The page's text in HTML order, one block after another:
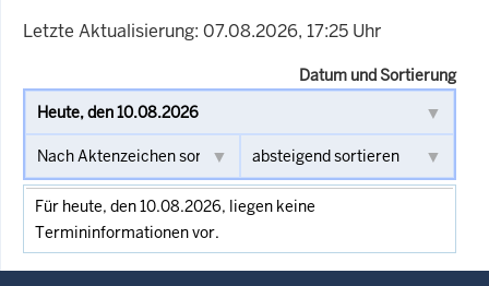
Letzte Aktualisierung: 07.08.2026, 17:25 Uhr
Datum und Sortierung
Für heute, den 10.08.2026, liegen keine
Termininformationen vor.